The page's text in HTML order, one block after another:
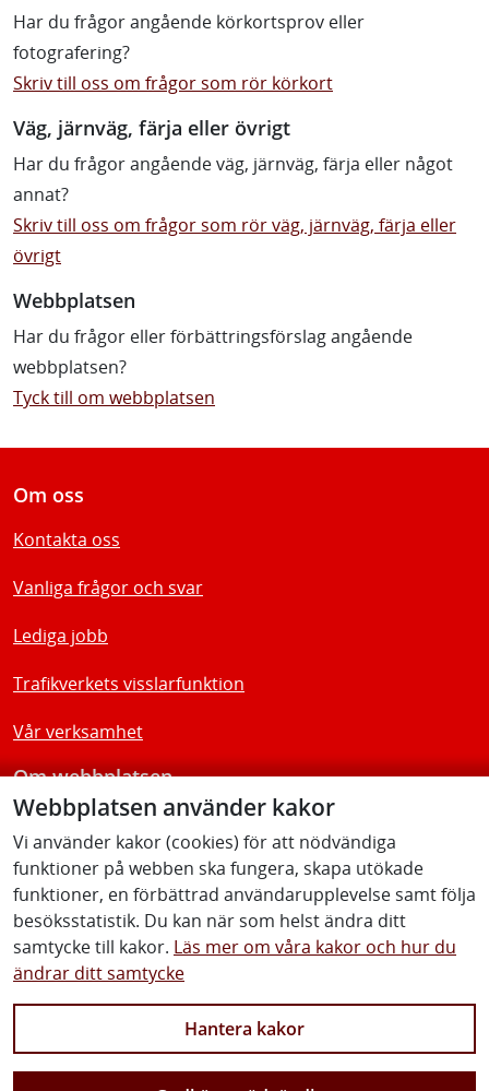
Webbplatsen använder kakor
Vi använder kakor (cookies) för att nödvändiga
funktioner på webben ska fungera, skapa utökade
funktioner, en förbättrad användarupplevelse samt följa
besöksstatistik. Du kan när som helst ändra ditt
samtycke till kakor. Läs mer om våra kakor och hur du
ändrar ditt samtycke
Hantera kakor
Har du frågor angående körkortsprov eller
fotografering?
Skriv till oss om frågor som rör körkort
Väg, järnväg, färja eller övrigt
Har du frågor angående väg, järnväg, färja eller något
annat?
Skriv till oss om frågor som rör väg, järnväg, färja eller
övrigt
Webbplatsen
Har du frågor eller förbättringsförslag angående
webbplatsen?
Tyck till om webbplatsen
Om oss
Kontakta oss
Vanliga frågor och svar
Lediga jobb
Trafikverkets visslarfunktion
Vår verksamhet
Om webbplatsen
Tillgänglighetsredogörelse
Följ oss
Facebook Youtube